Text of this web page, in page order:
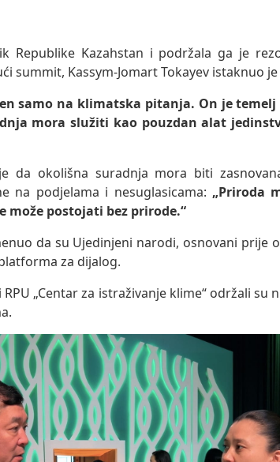
Republike Kazahstan i podržala ga je
summit, Kassym-Jomart Tokayev istaknuo
samo na klimatska pitanja. On je
mora služiti kao pouzdan alat
da okolišna suradnja mora biti
na podjelama i nesuglasicama: „Priroda
postojati bez prirode.“
da su Ujedinjeni narodi, osnovani prije
za dijalog.
„Centar za istraživanje klime“ održali su